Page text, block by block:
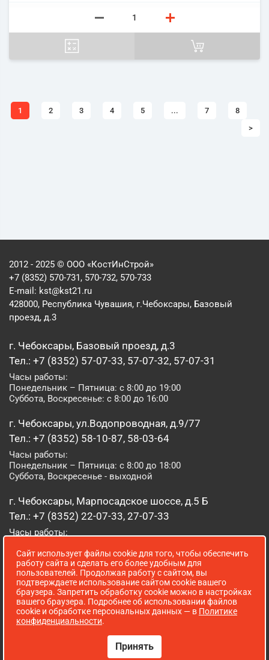
1 2 3 4 5 ... 7
8
>
2012 - 2025 © ООО «КостИнСтрой»
+7 (8352) 570-731, 570-732, 570-733
E-mail: kst@kst21.ru
428000, Республика Чувашия, г.Чебоксары, Базовый
проезд, д.3
г. Чебоксары, Базовый проезд, д.3
Тел.: +7 (8352) 57-07-33, 57-07-32, 57-07-31
Часы работы:
Понедельник – Пятница: с 8:00 до 19:00
Суббота, Воскресенье: с 8:00 до 16:00
г. Чебоксары, ул.Водопроводная, д.9/77
Тел.: +7 (8352) 58-10-87, 58-03-64
Часы работы:
Понедельник – Пятница: с 8:00 до 18:00
Суббота, Воскресенье - выходной
г. Чебоксары, Марпосадское шоссе, д.5 Б
Тел.: +7 (8352) 22-07-33, 27-07-33
Часы работы:
Суббота, Воскресенье: с 8:00 до 16:00
г. Йошкар-Ола, ул. Луначарского, д. 52 А
Тел.: (8362) 41-07-31
Часы работы:
Понедельник – Пятница: с 8:00 до 18:00
Сопровождение сайта WebStroy
Сайт использует файлы cookie для того, чтобы обеспечить
работу сайта и сделать его более удобным для
пользователей. Продолжая работу с сайтом, вы
подтверждаете использование сайтом cookie вашего
браузера. Запретить обработку cookie можно в настройках
вашего браузера. Подробнее об использовании файлов
cookie и обработке персональных данных — в Политике
конфиденциальности.
Принять